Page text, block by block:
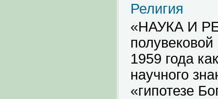
Религия
«НАУКА И
1959 года
научного
«гипотезе